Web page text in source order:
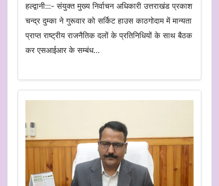
हल्द्वानी:::- संयुक्त मुख्य निर्वाचन अधिकारी उत्तराखंड प्रकाश
चन्द्र दुम्का ने गुरूवार को सर्किट हाउस काठगोदाम में मान्यता
प्राप्त राष्ट्रीय राजनैतिक दलों के प्रतिनिधियों के साथ बैठक
कर एसआईआर के सम्बंध…